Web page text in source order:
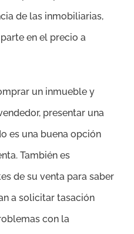
de las inmobiliarias,
en el precio a
un inmueble y
presentar una
es una buena opción
También es
de su venta para saber
a solicitar tasación
con la